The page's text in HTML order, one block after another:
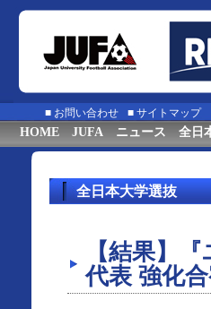
■ お問い合わせ ■ サイトマップ
HOME JUFA ニュース 全日
全日本大学選抜
【結果】
代表 強化